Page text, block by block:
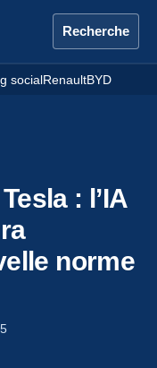
Recherche
socialRenaultBYD
: l’IA
norme